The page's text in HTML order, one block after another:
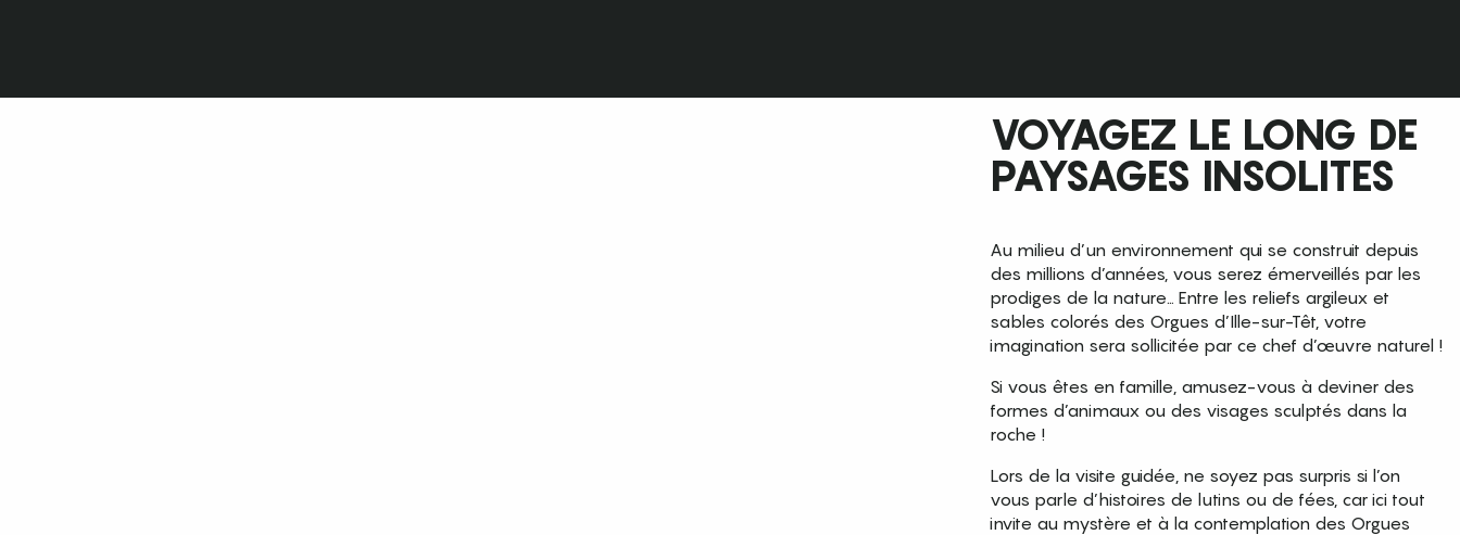
VOYAGEZ LE LONG DE
PAYSAGES INSOLITES
Au milieu d’un environnement qui se construit depuis
des millions d’années, vous serez émerveillés par les
prodiges de la nature… Entre les reliefs argileux et
sables colorés des Orgues d’Ille-sur-Têt, votre
imagination sera sollicitée par ce chef d’œuvre naturel !
Si vous êtes en famille, amusez-vous à deviner des
formes d’animaux ou des visages sculptés dans la
roche !
Lors de la visite guidée, ne soyez pas surpris si l’on
vous parle d’histoires de lutins ou de fées, car ici tout
invite au mystère et à la contemplation des Orgues